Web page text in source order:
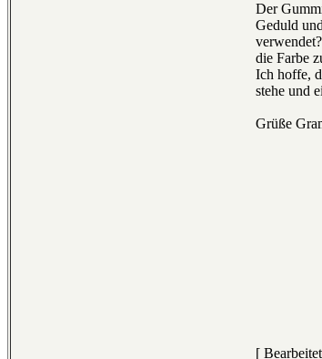
Der
Geduld
die Farbe
Ich hoffe,
stehe und
Grüße
[